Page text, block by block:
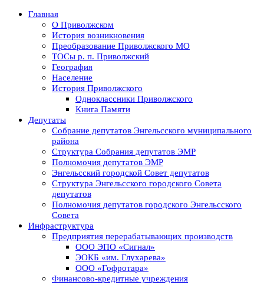
Главная
О Приволжском
История возникновения
Преобразование Приволжского МО
ТОСы р. п. Приволжский
География
Население
История Приволжского
Одноклассники Приволжского
Книга Памяти
Депутаты
Собрание депутатов Энгельсского муниципального
района
Структура Собрания депутатов ЭМР
Полномочия депутатов ЭМР
Энгельсский городской Совет депутатов
Структура Энгельсского городского Совета
депутатов
Полномочия депутатов городского Энгельсского
Совета
Инфраструктура
Предприятия перерабатывающих производств
ООО ЭПО «Сигнал»
ЭОКБ «им. Глухарева»
ООО «Гофротара»
Финансово-кредитные учреждения